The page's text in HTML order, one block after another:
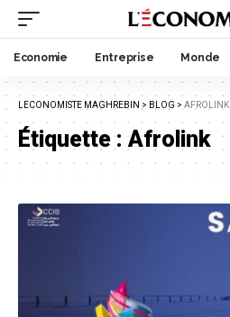
Economie Entreprise Monde
LECONOMISTE MAGHREBIN > BLOG > AFROLINK
Étiquette :Afrolink